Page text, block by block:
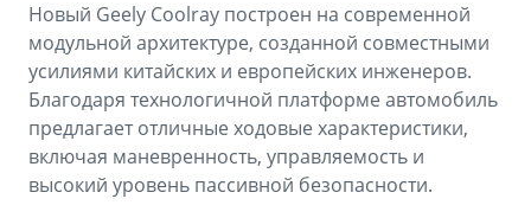
Новый Geely Coolray построен на современной
модульной архитектуре, созданной совместными
усилиями китайских и европейских инженеров.
Благодаря технологичной платформе автомобиль
предлагает отличные ходовые характеристики,
включая маневренность, управляемость и
высокий уровень пассивной безопасности.